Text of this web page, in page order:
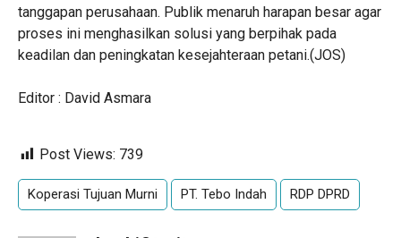
tanggapan perusahaan. Publik menaruh harapan besar agar
proses ini menghasilkan solusi yang berpihak pada
keadilan dan peningkatan kesejahteraan petani.(JOS)
Editor : David Asmara
Post Views: 739
Koperasi Tujuan Murni PT. Tebo Indah RDP DPRD